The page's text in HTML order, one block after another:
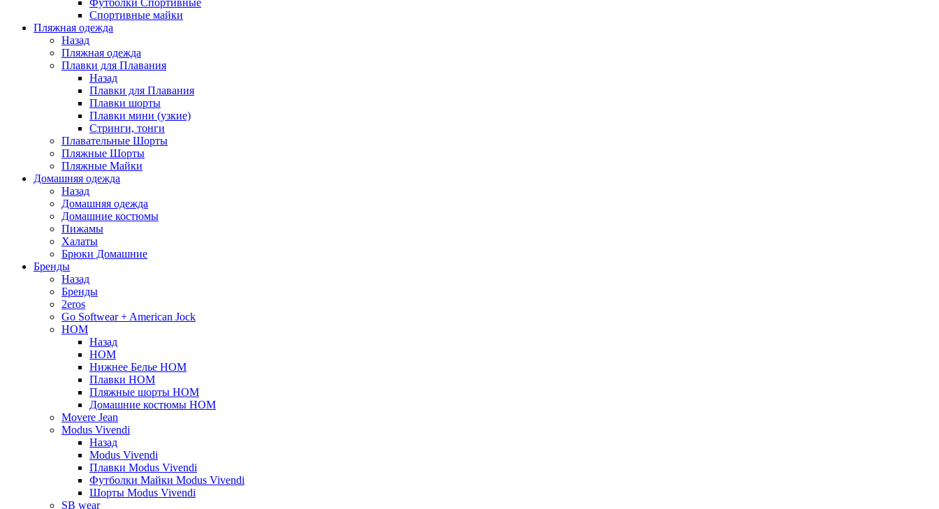
Футболки Спортивные
Спортивные майки
Пляжная одежда
Назад
Пляжная одежда
Плавки для Плавания
Назад
Плавки для Плавания
Плавки шорты
Плавки мини (узкие)
Стринги, тонги
Плавательные Шорты
Пляжные Шорты
Пляжные Майки
Домашняя одежда
Назад
Домашняя одежда
Домашние костюмы
Пижамы
Халаты
Брюки Домашние
Бренды
Назад
Бренды
2eros
Go Softwear + American Jock
HOM
Назад
HOM
Нижнее Белье HOM
Плавки HOM
Пляжные шорты HOM
Домашние костюмы HOM
Movere Jean
Modus Vivendi
Назад
Modus Vivendi
Плавки Modus Vivendi
Футболки Майки Modus Vivendi
Шорты Modus Vivendi
SB wear